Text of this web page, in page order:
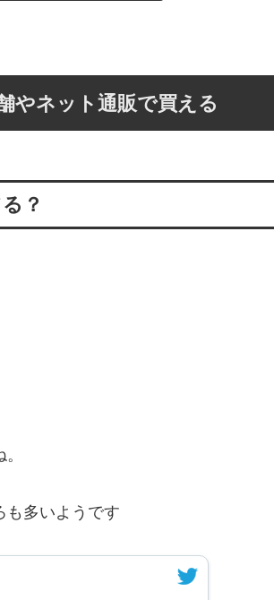
やネット通販で買える
？
多いようです